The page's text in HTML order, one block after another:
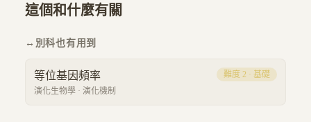
這個和什麼有關
↔ 別科也有用到
等位基因頻率
演化生物學 · 演化機制
難度 2 · 基礎